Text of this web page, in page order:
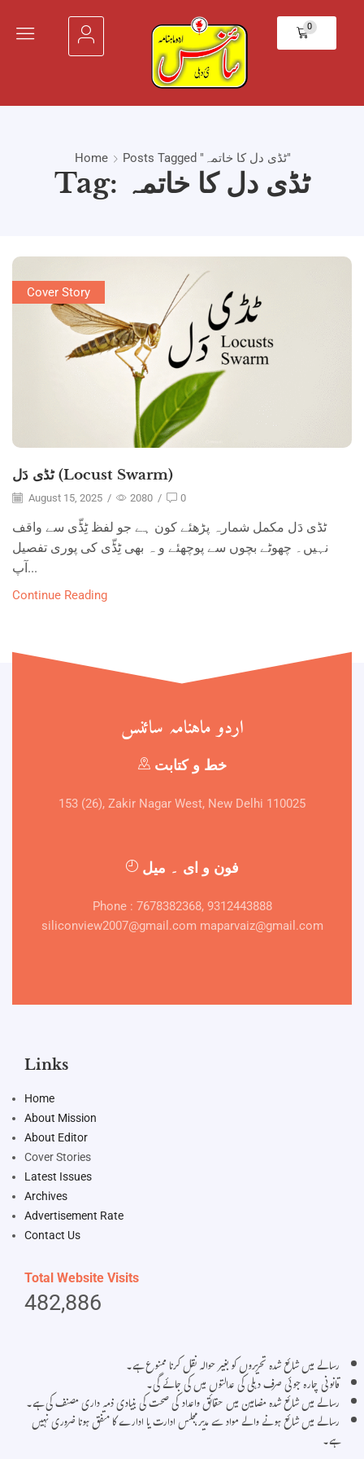
0
Home Posts Tagged "ٹڈی دل کا خاتمہ"
Tag: ٹڈی دل کا خاتمہ
Cover Story
ٹڈی دَل (Locust Swarm)
August 15, 2025 / 2080 / 0
ٹڈی دَل مکمل شمارہ پڑھئے کون ہے جو لفظ ٹِڈّی سے واقف
نہیں۔ چھوٹے بچوں سے پوچھئے و ہ بھی ٹِڈّی کی پوری تفصیل
آپ...
Continue Reading
اردو ماہنامہ سائنس
خط و کتابت
153 (26), Zakir Nagar West, New Delhi 110025
فون و ای ۔ میل
Phone : 7678382368, 9312443888
siliconview2007@gmail.com maparvaiz@gmail.com
Links
Home
About Mission
About Editor
Cover Stories
Latest Issues
Archives
Advertisement Rate
Contact Us
Total Website Visits
482,886
رسالے میں شائع شدہ تحریروں کو بغیر حوالہ نقل کرنا ممنوع ہے۔
قانونی چارہ جوئی صرف دہلی کی عدالتوں میں کی جائے گی۔
رسالے میں شائع شدہ مضامین میں حقائق واعداد کی صحت کی بنیادی ذمہ داری مصنف کی ہے۔
رسالے میں شائع ہونے والے مواد سے مدیر،مجلس ادارت یا ادارے کا متفق ہونا ضروری نہیں
ہے۔